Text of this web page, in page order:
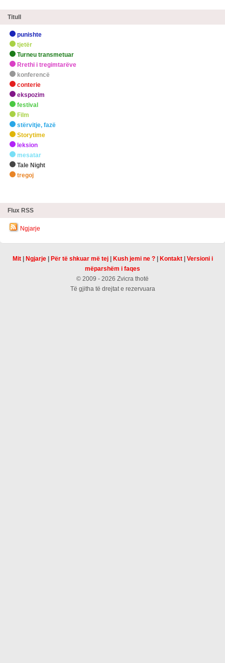
Titull
punishte
tjetër
Turneu transmetuar
Rrethi i tregimtarëve
konferencë
conterie
ekspozim
festival
Film
stërvitje, fazë
Storytime
leksion
mesatar
Tale Night
tregoj
Flux RSS
Ngjarje
Mit| Ngjarje| Për të shkuar më tej| Kush jemi ne ?| Kontakt| Versioni i
mëparshëm i faqes
© 2009 - 2026 Zvicra thotë
Të gjitha të drejtat e rezervuara